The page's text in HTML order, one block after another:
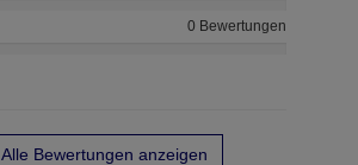
0 Bewertungen
Alle Bewertungen anzeigen